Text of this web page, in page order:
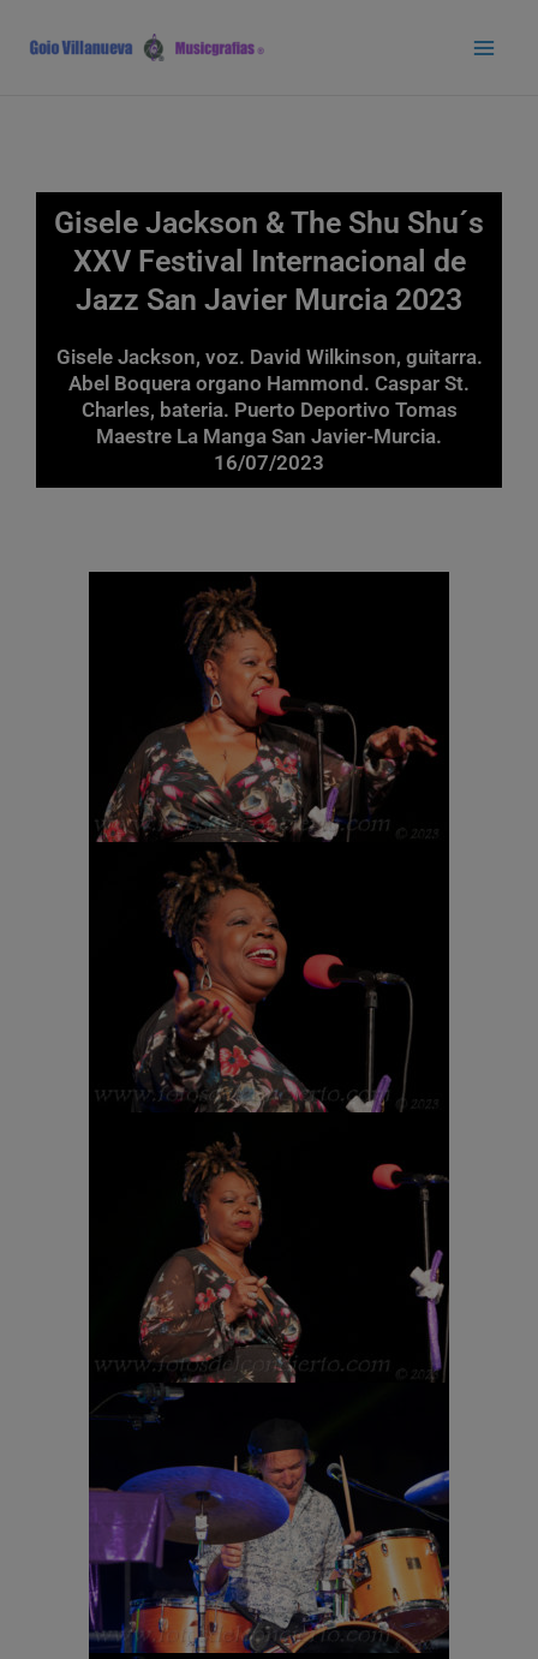
contenido
Gisele Jackson & The Shu Shu´s
XXV Festival Internacional de
Jazz San Javier Murcia 2023
Gisele Jackson, voz. David Wilkinson, guitarra.
Abel Boquera organo Hammond. Caspar St.
Charles, bateria. Puerto Deportivo Tomas
Maestre La Manga San Javier-Murcia.
16/07/2023